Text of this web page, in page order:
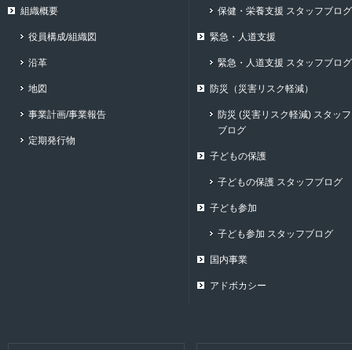
組織概要
役員構成/組織図
沿革
地図
事業計画/事業報告
定期発行物
保健・栄養支援 スタッフブログ
緊急・人道支援
緊急・人道支援 スタッフブログ
防災（災害リスク軽減）
防災 (災害リスク軽減) スタッフ
ブログ
子どもの保護
子どもの保護 スタッフブログ
子ども参加
子ども参加 スタッフブログ
国内事業
アドボカシー